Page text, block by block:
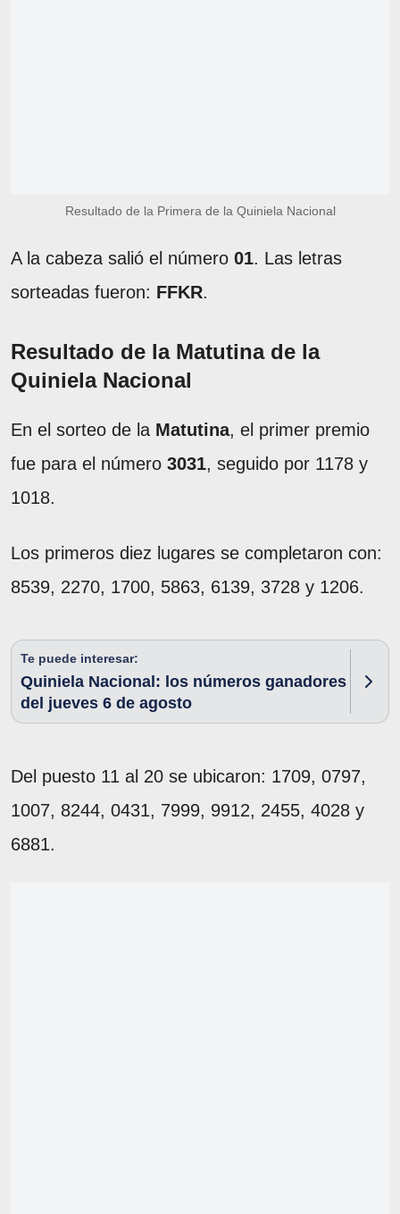
Resultado de la Primera de la Quiniela Nacional
A la cabeza salió el número 01. Las letras
sorteadas fueron: FFKR.
Resultado de la Matutina de la
Quiniela Nacional
En el sorteo de la Matutina, el primer premio
fue para el número 3031, seguido por 1178 y
1018.
Los primeros diez lugares se completaron con:
8539, 2270, 1700, 5863, 6139, 3728 y 1206.
Te puede interesar:
Quiniela Nacional: los números ganadores
del jueves 6 de agosto
Del puesto 11 al 20 se ubicaron: 1709, 0797,
1007, 8244, 0431, 7999, 9912, 2455, 4028 y
6881.